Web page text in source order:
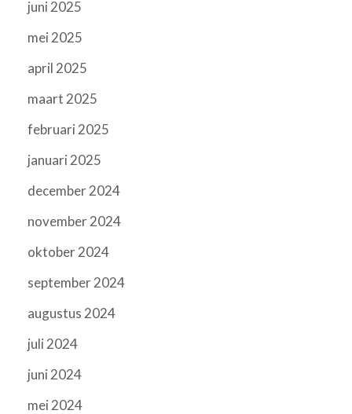
juni 2025
mei 2025
april 2025
maart 2025
februari 2025
januari 2025
december 2024
november 2024
oktober 2024
september 2024
augustus 2024
juli 2024
juni 2024
mei 2024